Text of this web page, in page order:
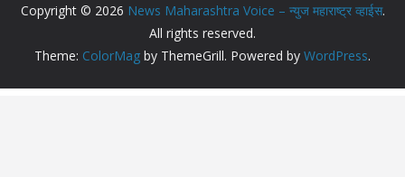
Copyright © 2026 News Maharashtra Voice – न्युज महाराष्ट्र व्हाईस.
All rights reserved.
Theme: ColorMag by ThemeGrill. Powered by WordPress.